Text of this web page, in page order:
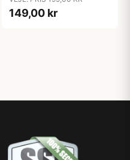
149,00 kr